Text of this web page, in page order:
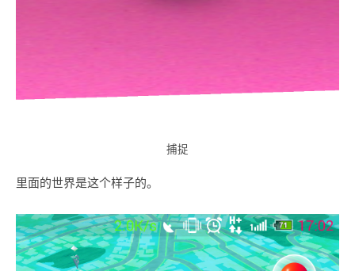
捕捉
里面的世界是这个样子的。